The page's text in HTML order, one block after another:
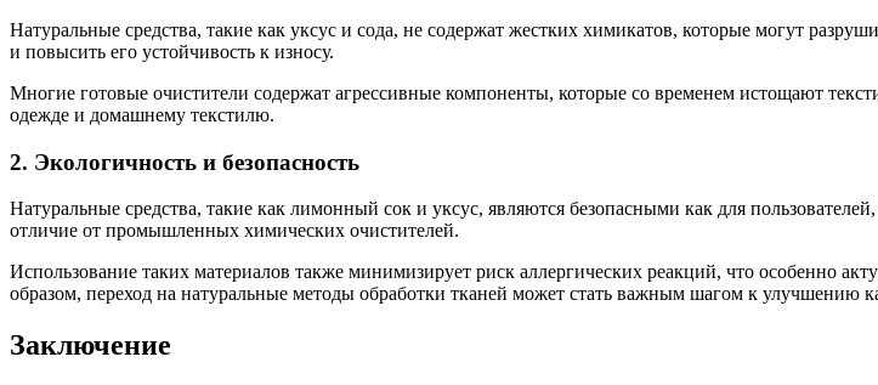
Натуральные средства, такие как уксус и сода, не содержат жестких химикатов, которые могут
и повысить его устойчивость к износу.
Многие готовые очистители содержат агрессивные компоненты, которые со временем истощают
одежде и домашнему текстилю.
2. Экологичность и безопасность
Натуральные средства, такие как лимонный сок и уксус, являются безопасными как для
отличие от промышленных химических очистителей.
Использование таких материалов также минимизирует риск аллергических реакций, что особенно
образом, переход на натуральные методы обработки тканей может стать важным шагом к улучшению
Заключение